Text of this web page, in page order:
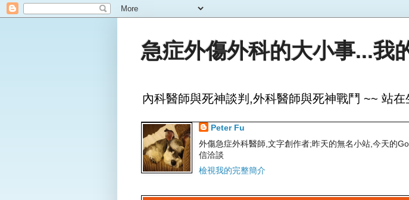
急症外傷外科的大小事...我
內科醫師與死神談判,外科醫師與死神戰鬥 ~~ 站
Peter Fu
外傷急症外科醫師,文字創作者;昨天的無名小站,今天的
信洽談
檢視我的完整簡介